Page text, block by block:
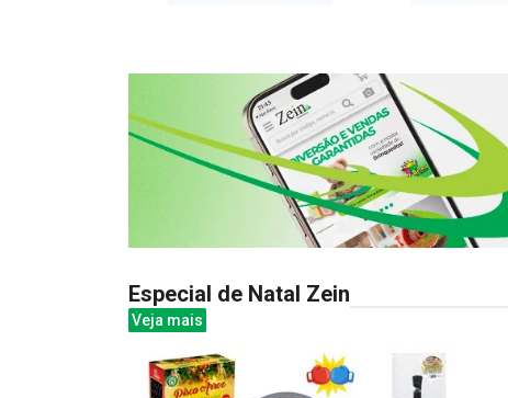
Especial de Natal Zein
Veja mais